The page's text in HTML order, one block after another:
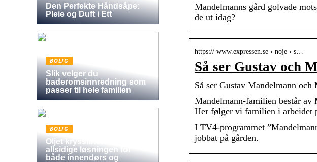
Mandelmanns gård golvade
de ut idag?
https:// www.expressen.se › noje › s…
Så ser Gustav och
Så ser Gustav Mandelmann
Mandelmann-familien består av
Her følger vi familien i arbeidet
I TV4-programmet
jobbat på gården.
Den Perfekte Håndsåpe:
Pleie og Duft i Ett
BOLIG
Slik velger du
baderomsinnredning som
passer til hele familien
BOLIG
Oljet kryssfiner: Den
allsidige løsningen for
både innendørs og